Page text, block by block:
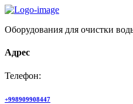
Оборудования для очистки
Адрес
Телефон:
+998909908447